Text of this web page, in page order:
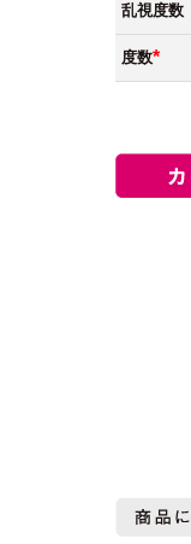
乱視度数
度数
(必